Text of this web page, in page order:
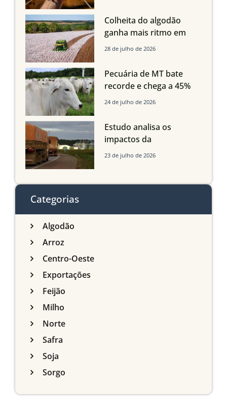
quedas em Tocantins,
Maranhão e Piauí
Colheita do algodão
ganha mais ritmo em
Mato Grosso, Mato
Maranhão
28 de julho de 2026
Pecuária de MT bate
recorde e chega a 45%
dos bovinos abatidos
24 de julho de 2026
Estudo analisa os
impactos da
infraestrutura logística
do Sul
23 de julho de 2026
Categorias
Algodão
Arroz
Centro-Oeste
Exportações
Feijão
Milho
Norte
Safra
Soja
Sorgo